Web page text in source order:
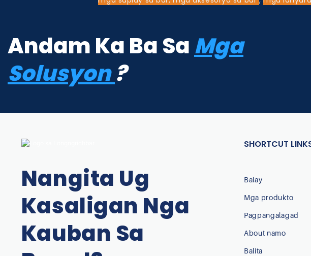
Andam Ka Ba Sa Mga
Solusyon?
Nangita Ug
Kasaligan Nga
Kauban Sa
SHORTCUT
Balay
Mga produkto
Pagpangalagad
About namo
Balita